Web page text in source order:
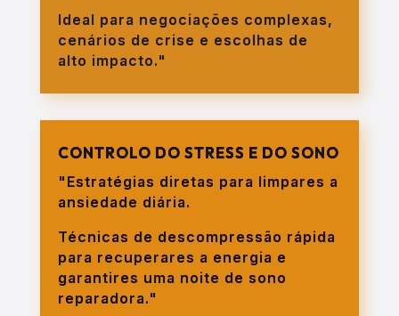
Ideal para negociações complexas,
cenários de crise e escolhas de
alto impacto."
CONTROLO DO STRESS E DO SONO
"Estratégias diretas para limpares a
ansiedade diária.
Técnicas de descompressão rápida
para recuperares a energia e
garantires uma noite de sono
reparadora."